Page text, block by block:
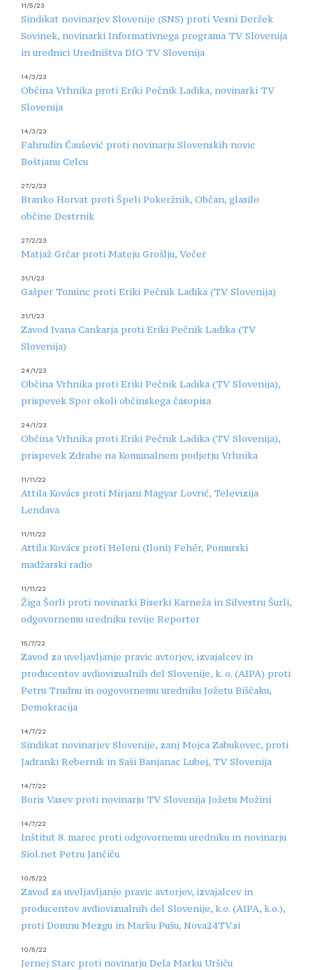
11/5/23
Sindikat novinarjev Slovenije (SNS) proti Vesni Deržek
Sovinek, novinarki Informativnega programa TV Slovenija
in urednici Uredništva DIO TV Slovenija
14/3/23
Občina Vrhnika proti Eriki Pečnik Ladika, novinarki TV
Slovenija
14/3/23
Fahrudin Čaušević proti novinarju Slovenskih novic
Boštjanu Celcu
27/2/23
Branko Horvat proti Špeli Pokeržnik, Občan, glasilo
občine Destrnik
27/2/23
Matjaž Grčar proti Mateju Grošlju, Večer
31/1/23
Gašper Tominc proti Eriki Pečnik Ladika (TV Slovenija)
31/1/23
Zavod Ivana Cankarja proti Eriki Pečnik Ladika (TV
Slovenija)
24/1/23
Občina Vrhnika proti Eriki Pečnik Ladika (TV Slovenija),
prispevek Spor okoli občinskega časopisa
24/1/23
Občina Vrhnika proti Eriki Pečnik Ladika (TV Slovenija),
prispevek Zdrahe na Komunalnem podjetju Vrhnika
11/11/22
Attila Kovács proti Mirjani Magyar Lovrić, Televizija
Lendava
11/11/22
Attila Kovács proti Heleni (Iloni) Fehér, Pomurski
madžarski radio
11/11/22
Žiga Šorli proti novinarki Biserki Karneža in Silvestru Šurli,
odgovornemu uredniku revije Reporter
15/7/22
Zavod za uveljavljanje pravic avtorjev, izvajalcev in
producentov avdiovizualnih del Slovenije, k. o. (AIPA) proti
Petru Trudnu in oogovornemu uredniku Jožetu Biščaku,
Demokracija
14/7/22
Sindikat novinarjev Slovenije, zanj Mojca Zabukovec, proti
Jadranki Rebernik in Saši Banjanac Lubej, TV Slovenija
14/7/22
Boris Vasev proti novinarju TV Slovenija Jožetu Možini
14/7/22
Inštitut 8. marec proti odgovornemu uredniku in novinarju
Siol.net Petru Jančiču
10/5/22
Zavod za uveljavljanje pravic avtorjev, izvajalcev in
producentov avdiovizualnih del Slovenije, k.o. (AIPA, k.o.),
proti Domnu Mezgu in Marku Pušu, Nova24TV.si
10/5/22
Jernej Starc proti novinarju Dela Marku Uršiču